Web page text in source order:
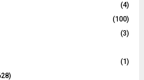
(4)
(100)
(3)
(1)